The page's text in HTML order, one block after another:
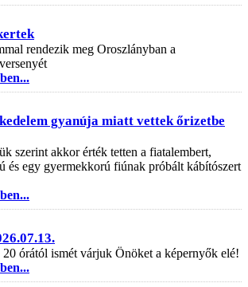
rendezik meg Oroszlányban a
gyanúja miatt vettek őrizetbe
szerint akkor érték tetten a fiatalembert,
és egy gyermekkorú fiúnak próbált kábítószert
20 órától ismét várjuk Önöket a képernyők elé!